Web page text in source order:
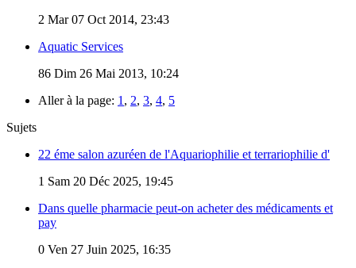
2 Mar 07 Oct 2014, 23:43
Aquatic Services
86 Dim 26 Mai 2013, 10:24
Aller à la page: 1 , 2, 3, 4, 5
Sujets
22 éme salon azuréen de l'Aquariophilie et terrariophilie d'
1 Sam 20 Déc 2025, 19:45
Dans quelle pharmacie peut-on acheter des médicaments et
pay
0 Ven 27 Juin 2025, 16:35